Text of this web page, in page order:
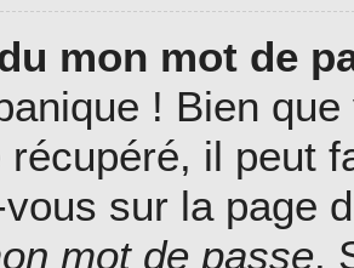
mon mot de
! Bien
récupéré, il peut
sur la page
mot de passe.